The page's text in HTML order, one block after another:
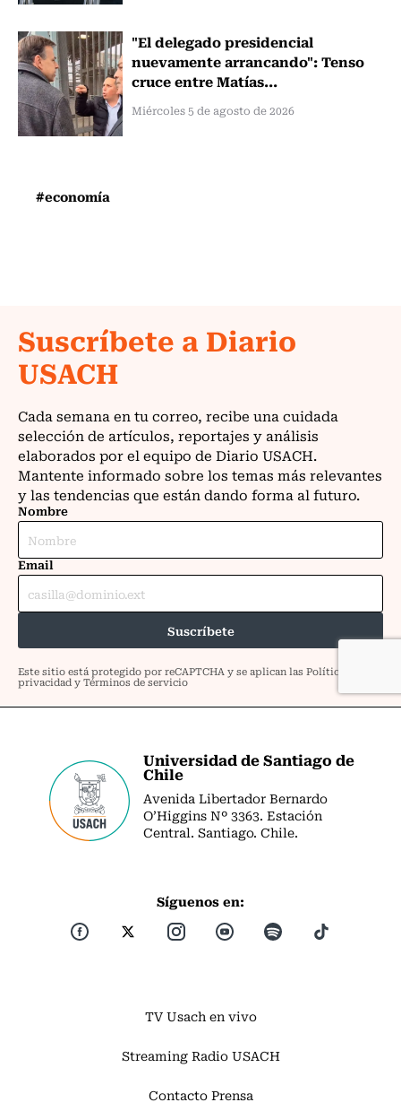
"El delegado presidencial
nuevamente arrancando": Tenso
cruce entre Matías...
Miércoles 5 de agosto de 2026
#economía
Universidad de Santiago de
Chile
Avenida Libertador Bernardo
O’Higgins Nº 3363. Estación
Central. Santiago. Chile.
Síguenos en:
TV Usach en vivo
Streaming Radio USACH
Contacto Prensa